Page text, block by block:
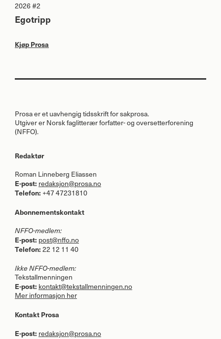
2026 #2
Egotripp
Kjøp Prosa
Prosa er et uavhengig tidsskrift for sakprosa.
Utgiver er Norsk faglitterær forfatter- og oversetterforening
(NFFO).
Redaktør
Roman Linneberg Eliassen
E-post: redaksjon@prosa.no
Telefon: +47 47231810
Abonnementskontakt
NFFO-medlem:
E-post: post@nffo.no
Telefon: 22 12 11 40
IkkeNFFO-medlem:
Tekstallmenningen
E-post: kontakt@tekstallmenningen.no
Mer informasjon her
Kontakt Prosa
E-post: redaksjon@prosa.no